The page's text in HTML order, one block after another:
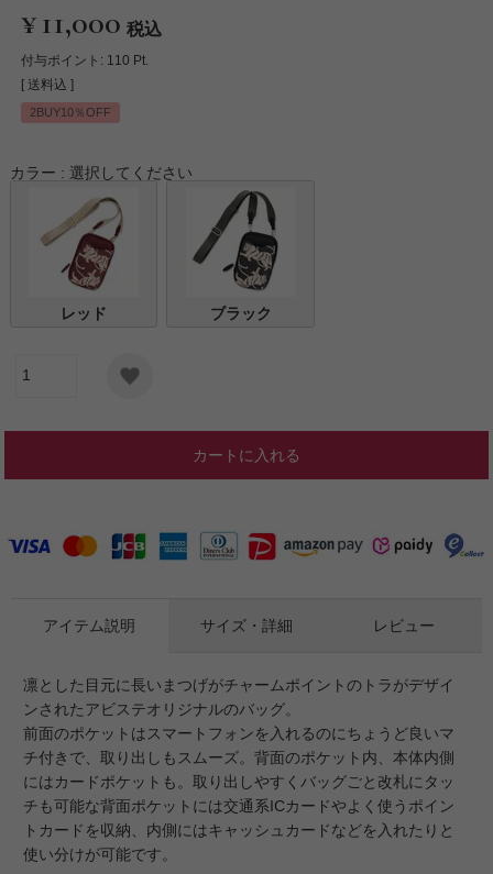
¥11,000 税込
付与ポイント: 110 Pt.
送料込
2BUY10％OFF
カラー 選択してください
レッド ブラック
カートに入れる
アイテム説明
凛とした目元に長いまつげがチャームポイントのトラがデザイ
ンされたアビステオリジナルのバッグ。
前面のポケットはスマートフォンを入れるのにちょうど良いマ
チ付きで、取り出しもスムーズ。背面のポケット内、本体内側
にはカードポケットも。取り出しやすくバッグごと改札にタッ
チも可能な背面ポケットには交通系ICカードやよく使うポイン
トカードを収納、内側にはキャッシュカードなどを入れたりと
使い分けが可能です。
サイズ・詳細 レビュー